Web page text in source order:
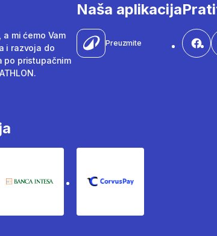
mi ćemo Vam
i razvoja do
po pristupačnim
Naša aplikacija
Preuzmite
Banka Intesa CorvusPay